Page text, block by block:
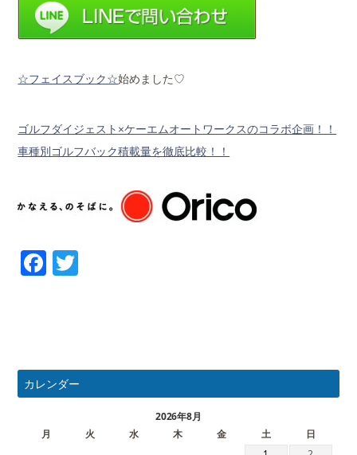
☆フェイスブック☆始めました♡
ゴルフダイジェスト×ケーエムオートワークスのコラボ企画！！
車種別ゴルフバック積載量を徹底比較！！
Facebook
カレンダー
2026年8月
月
火 水 木 金 土
日